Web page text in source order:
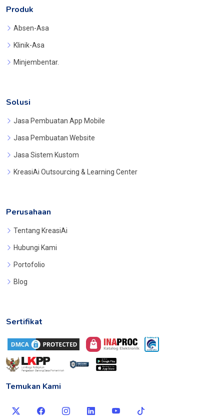
Produk
Absen-Asa
Klinik-Asa
Minjembentar.
Solusi
Jasa Pembuatan App Mobile
Jasa Pembuatan Website
Jasa Sistem Kustom
KreasiAi Outsourcing & Learning Center
Perusahaan
Tentang KreasiAi
Hubungi Kami
Portofolio
Blog
Sertifikat
Temukan Kami